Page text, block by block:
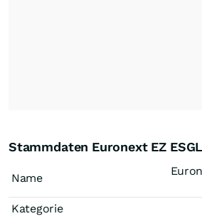
Stammdaten Euronext EZ
Name
Kategorie